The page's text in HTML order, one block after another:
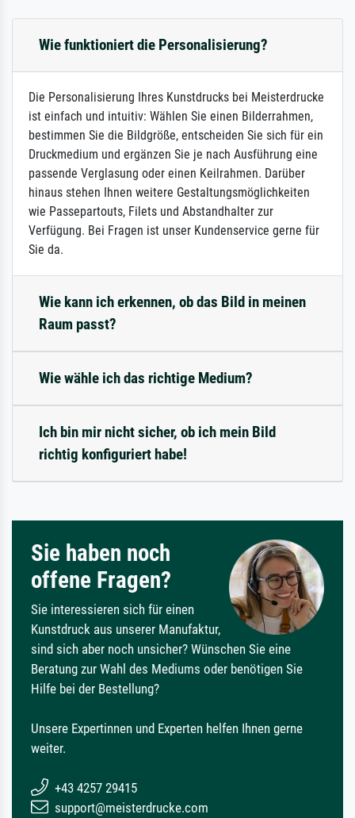
Wie funktioniert die Personalisierung?
Die Personalisierung Ihres Kunstdrucks bei Meisterdrucke
ist einfach und intuitiv: Wählen Sie einen Bilderrahmen,
bestimmen Sie die Bildgröße, entscheiden Sie sich für ein
Druckmedium und ergänzen Sie je nach Ausführung eine
passende Verglasung oder einen Keilrahmen. Darüber
hinaus stehen Ihnen weitere Gestaltungsmöglichkeiten
wie Passepartouts, Filets und Abstandhalter zur
Verfügung. Bei Fragen ist unser Kundenservice gerne für
Sie da.
Wie kann ich erkennen, ob das Bild in meinen
Raum passt?
Wie wähle ich das richtige Medium?
Ich bin mir nicht sicher, ob ich mein Bild
richtig konfiguriert habe!
Sie haben noch
offene Fragen?
Sie interessieren sich für einen
Kunstdruck aus unserer Manufaktur,
sind sich aber noch unsicher? Wünschen Sie eine
Beratung zur Wahl des Mediums oder benötigen Sie
Hilfe bei der Bestellung?
Unsere Expertinnen und Experten helfen Ihnen gerne
weiter.
+43 4257 29415
support@meisterdrucke.com